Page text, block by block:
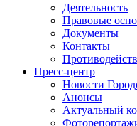
Деятельность
Правовые
Документы
Контакты
Пресс-центр
Новости
Анонсы
Актуальный